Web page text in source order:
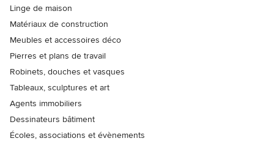
Linge de maison
Matériaux de construction
Meubles et accessoires déco
Pierres et plans de travail
Robinets, douches et vasques
Tableaux, sculptures et art
Agents immobiliers
Dessinateurs bâtiment
Écoles, associations et évènements